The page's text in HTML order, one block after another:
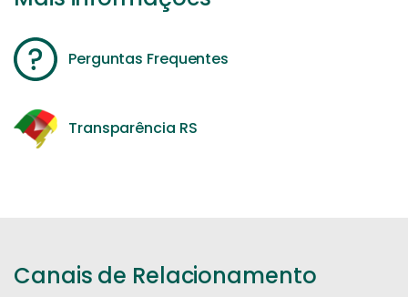
Perguntas Frequentes
Transparência RS
Canais de Relacionamento